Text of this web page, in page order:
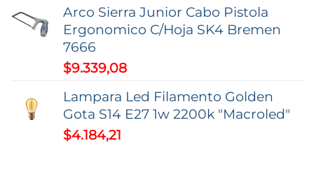
$9,37
precios:
desde
$52.585,26
Arco Sierra Junior Cabo Pistola
Ergonomico C/Hoja SK4 Bremen
7666
$9.339,08
Lampara Led Filamento Golden
Gota S14 E27 1w 2200k "Macroled"
$4.184,21